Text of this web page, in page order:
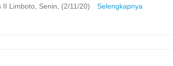
Limboto, Senin, (2/11/20)
Selengkapnya